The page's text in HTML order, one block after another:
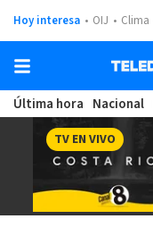
Hoy interesa OIJ Clima
Última hora Nacional
TV EN VIVO